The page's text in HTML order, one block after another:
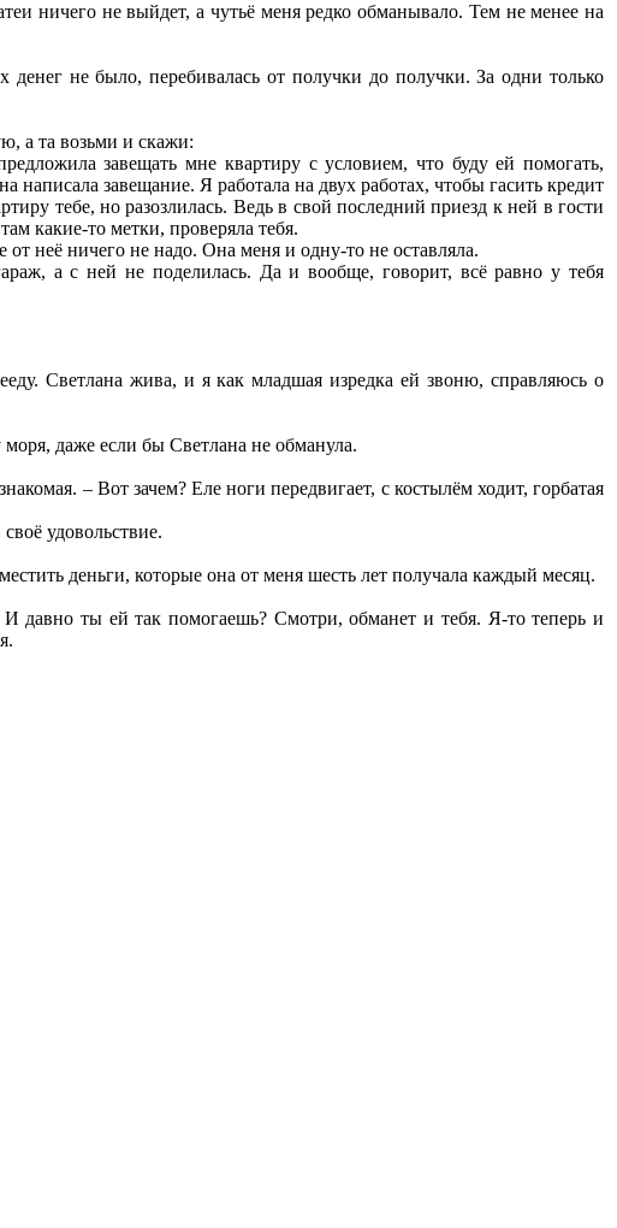
ничего не выйдет, а чутьё меня редко обманывало. Тем не менее на
не было, перебивалась от получки до получки. За одни только
а та возьми и скажи:
завещать мне квартиру с условием, что буду ей помогать,
завещание. Я работала на двух работах, чтобы гасить кредит
тебе, но разозлилась. Ведь в свой последний приезд к ней в гости
какие-то метки, проверяла тебя.
неё ничего не надо. Она меня и одну-то не оставляла.
а с ней не поделилась. Да и вообще, говорит, всё равно у тебя
Светлана жива, и я как младшая изредка ей звоню, справляюсь о
даже если бы Светлана не обманула.
– Вот зачем? Еле ноги передвигает, с костылём ходит, горбатая
удовольствие.
деньги, которые она от меня шесть лет получала каждый месяц.
ты ей так помогаешь? Смотри, обманет и тебя. Я-то теперь и